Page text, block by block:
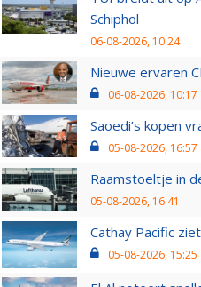
Schiphol
06-08-2026, 10:24
Nieuwe ervaren
06-08-2026, 10:17
Saoedi’s kopen
05-08-2026, 16:57
Raamstoeltje in
05-08-2026, 16:41
Cathay Pacific
05-08-2026, 15:25